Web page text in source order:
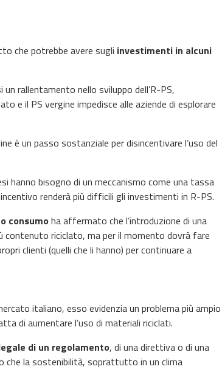
che potrebbe avere sugli investimenti in alcuni
rallentamento nello sviluppo dell’R-PS,
e il PS vergine impedisce alle aziende di esplorare
è un passo sostanziale per disincentivare l’uso del
hanno bisogno di un meccanismo come una tassa
renderà più difficili gli investimenti in R-PS.
consumo ha affermato che l’introduzione di una
contenuto riciclato, ma per il momento dovrà fare
clienti (quelli che li hanno) per continuare a
italiano, esso evidenzia un problema più ampio
di aumentare l’uso di materiali riciclati.
di un regolamento, di una direttiva o di una
che la sostenibilità, soprattutto in un clima